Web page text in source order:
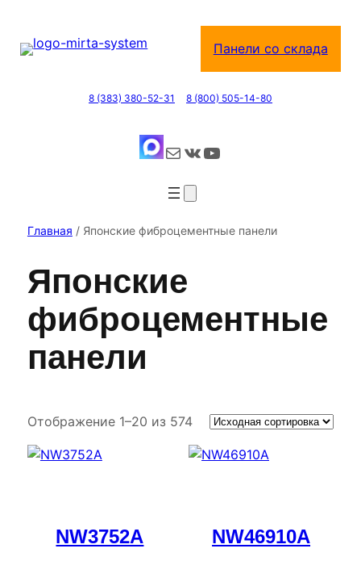
содержимому
Панели со склада
8 (383) 380-52-31 8 (800) 505-14-80
Почта ВКонтакте YouTube
Главная / Японские фиброцементные панели
Японские
фиброцементные
панели
Отображение 1–20 из 574
NW3752A NW46910A